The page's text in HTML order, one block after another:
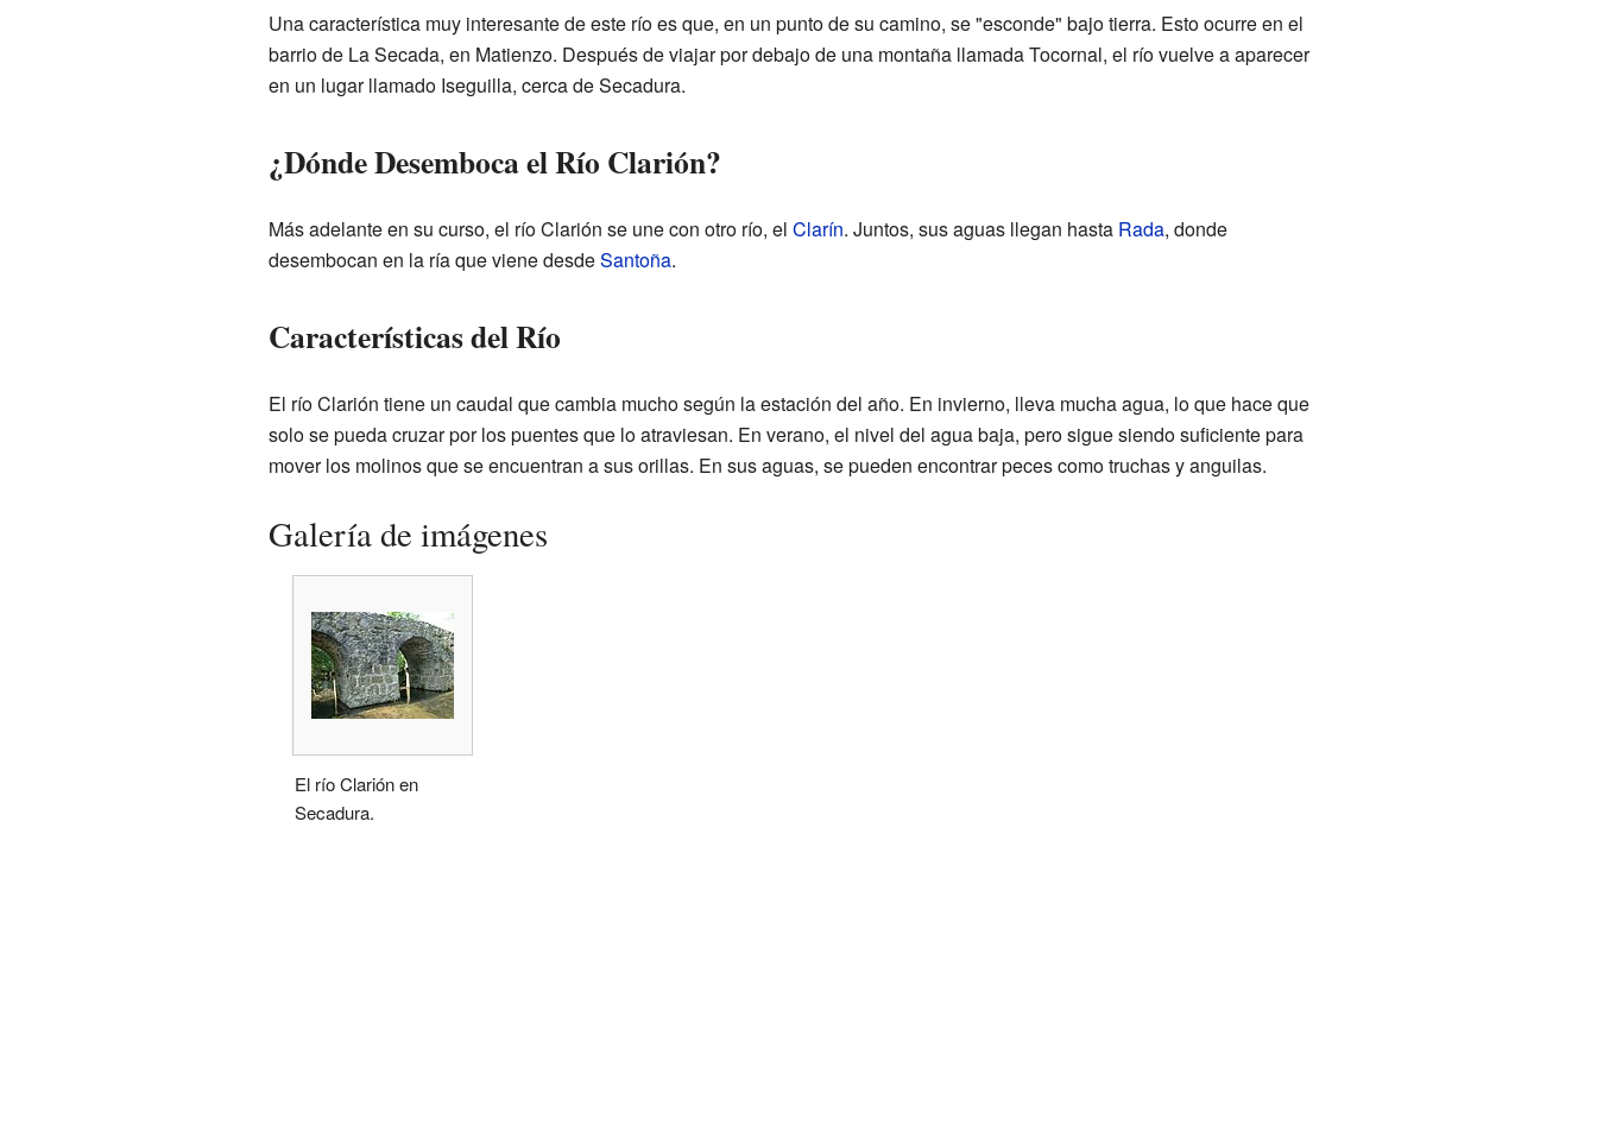
Una característica muy interesante de este río es que, en un punto de su camino, se "esconde" bajo tierra. Esto ocurre en el
barrio de La Secada, en Matienzo. Después de viajar por debajo de una montaña llamada Tocornal, el río vuelve a aparecer
en un lugar llamado Iseguilla, cerca de Secadura.
¿Dónde Desemboca el Río Clarión?
Más adelante en su curso, el río Clarión se une con otro río, el Clarín. Juntos, sus aguas llegan hasta Rada, donde
desembocan en la ría que viene desdeSantoña.
Características del Río
El río Clarión tiene un caudal que cambia mucho según la estación del año. En invierno, lleva mucha agua, lo que hace que
solo se pueda cruzar por los puentes que lo atraviesan. En verano, el nivel del agua baja, pero sigue siendo suficiente para
mover los molinos que se encuentran a sus orillas. En sus aguas, se pueden encontrar peces como truchas y anguilas.
Galería de imágenes
El río Clarión en
Secadura.